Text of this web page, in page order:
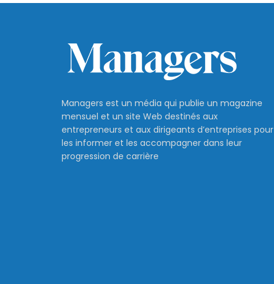
Managers est un média qui publie un magazine
mensuel et un site Web destinés aux
entrepreneurs et aux dirigeants d’entreprises pour
les informer et les accompagner dans leur
progression de carrière